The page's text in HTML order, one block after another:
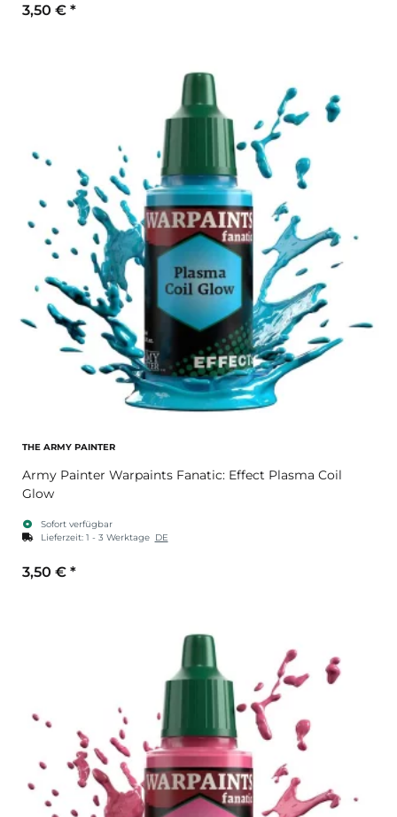
3,50 € *
THE ARMY PAINTER
Army Painter Warpaints Fanatic: Effect Plasma Coil
Glow
Sofort verfügbar
Lieferzeit: 1 - 3 Werktage DE
3,50 € *